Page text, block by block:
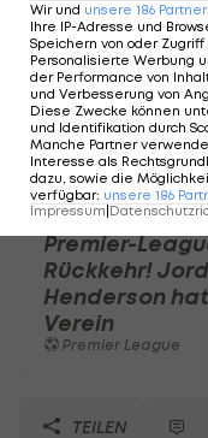
Premier-
Rückkehr!
Henderson
Verein
Premier League
TEILEN
Wir und unsere 186 Partner
Ihre IP-Adresse und
Speichern von oder
Personalisierte Werbung
der Performance von
und Verbesserung von
Diese Zwecke können
und Identifikation durch
Manche Partner
Interesse als
dazu, sowie die
verfügbar: unsere 186
Impressum